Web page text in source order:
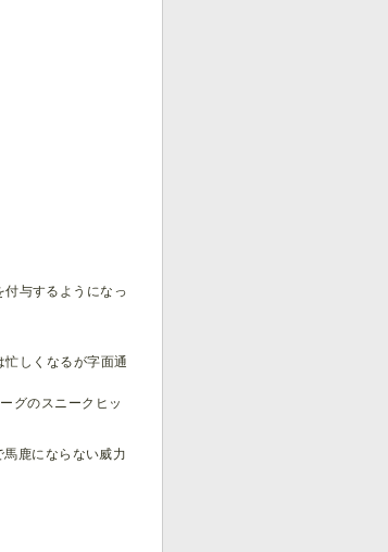
与するようになっ
しくなるが字面通
グのスニークヒッ
鹿にならない威力